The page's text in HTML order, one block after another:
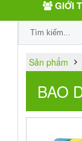
GIỚI
Sản phẩm
BAO